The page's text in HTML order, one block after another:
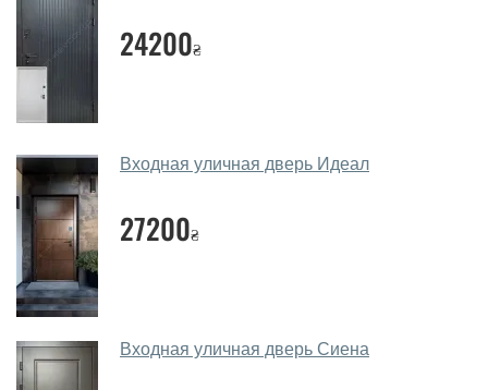
Подбор входных дверей ведется индивидуально для
каждого посетителя.
Да, делаем. Наши специалисты могут произвести
имеет с собой каталоги цветов и узоров. После
замера и консультации Вы можете оформить заявку
не посещая наш офис.
Сколько стоит вызвать замерщика?
Вызов замерщика-консультанта стоит 450 грн.
Вы производите установку входных
24200₴
Входная уличная дверь Идеал
27200₴
Входная уличная дверь Сиена